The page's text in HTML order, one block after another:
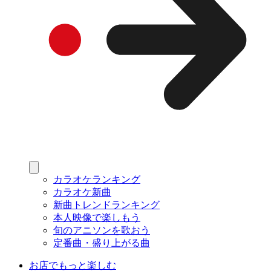
カラオケランキング
カラオケ新曲
新曲トレンドランキング
本人映像で楽しもう
旬のアニソンを歌おう
定番曲・盛り上がる曲
お店でもっと楽しむ